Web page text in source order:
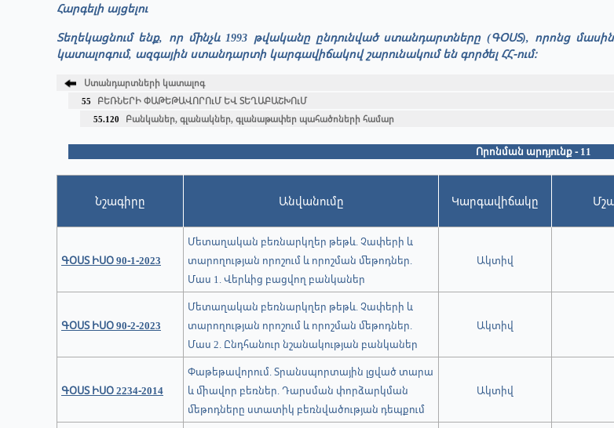
Հարգելի այցելու
Տեղեկացնում ենք, որ մինչև 1993 թվականը ընդունված ստանդարտները (ԳՕՍՏ), որոնց
կատալոգում, ազգային ստանդարտի կարգավիճակով շարունակում են գործել ՀՀ-ում։
Ստանդարտների կատալոգ
55
ԲԵՌՆԵՐԻ ՓԱԹԵԹԱՎՈՐՈւՄ ԵՎ ՏԵՂԱԲԱՇԽՈւՄ
55.120
Բանկաներ, գլանակներ, գլանաթափեր պահածոների համար
Որոնման արդյունք - 11
Նշագիրը Անվանումը Կարգավիճակը
ԳՕՍՏ ԻՍՕ 90-1-2023
Մետաղական բեռնարկղեր թեթև. Չափերի և
տարողության որոշում և որոշման մեթոդներ.
Մաս 1. Վերևից բացվող բանկաներ
Ակտիվ
ԳՕՍՏ ԻՍՕ 90-2-2023
Մետաղական բեռնարկղեր թեթև. Չափերի և
տարողության որոշում և որոշման մեթոդներ.
Մաս 2. Ընդհանուր նշանակության բանկաներ
Ակտիվ
ԳՕՍՏ ԻՍՕ 2234-2014
Փաթեթավորում. Տրանսպորտային լցված տարա
և միավոր բեռներ. Դարսման փորձարկման
մեթոդները ստատիկ բեռնվածության դեպքում
Ակտիվ